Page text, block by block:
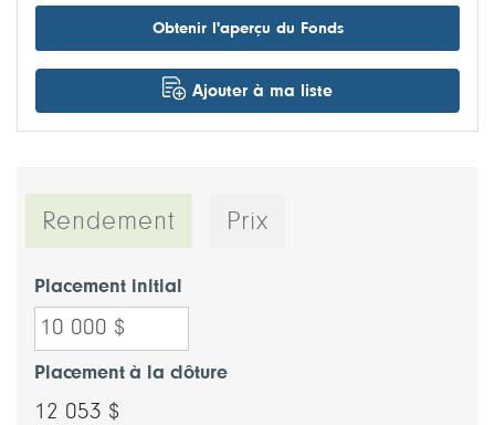
Obtenir l'aperçu du Fonds
Ajouter à ma liste
Rendement Prix
Placement initial
Placement à la clôture
12 053 $